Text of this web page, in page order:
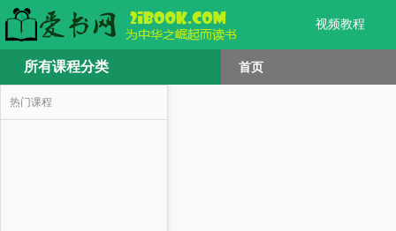
视频教程
所有课程分类 首页
热门课程